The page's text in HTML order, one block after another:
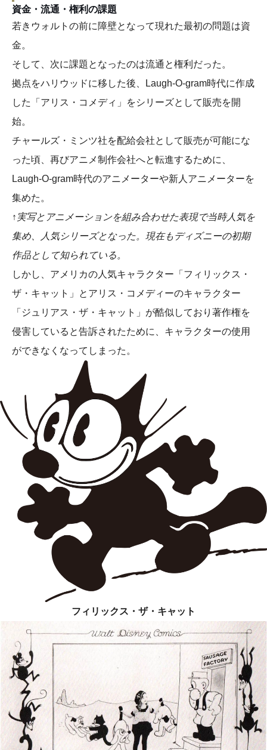
資金・流通・権利の課題
若きウォルトの前に障壁となって現れた最初の問題は資
金。
そして、次に課題となったのは流通と権利だった。
拠点をハリウッドに移した後、Laugh-O-gram時代に作成
した「アリス・コメディ」をシリーズとして販売を開
始。
チャールズ・ミンツ社を配給会社として販売が可能にな
った頃、再びアニメ制作会社へと転進するために、
Laugh-O-gram時代のアニメーターや新人アニメーターを
集めた。
↑実写とアニメーションを組み合わせた表現で当時人気を
集め、人気シリーズとなった。現在もディズニーの初期
作品として知られている。
しかし、アメリカの人気キャラクター「フィリックス・
ザ・キャット」とアリス・コメディーのキャラクター
「ジュリアス・ザ・キャット」が酷似しており著作権を
侵害していると告訴されたために、キャラクターの使用
ができなくなってしまった。
フィリックス・ザ・キャット